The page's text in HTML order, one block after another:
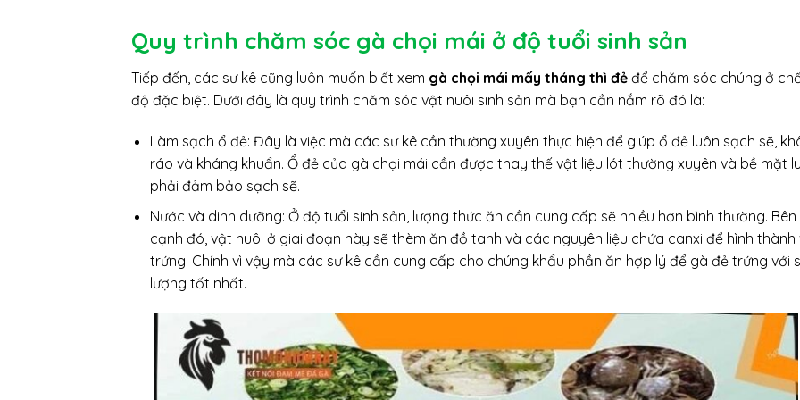
Quy trình chăm sóc gà chọi mái ở độ tuổi sinh sản
Tiếp đến, các sư kê cũng luôn muốn biết xem gà chọi mái mấy tháng thì đẻ để chăm sóc chúng ở
độ đặc biệt. Dưới đây là quy trình chăm sóc vật nuôi sinh sản mà bạn cần nắm rõ đó là:
Làm sạch ổ đẻ: Đây là việc mà các sư kê cần thường xuyên thực hiện để giúp ổ đẻ luôn sạch sẽ,
ráo và kháng khuẩn. Ổ đẻ của gà chọi mái cần được thay thế vật liệu lót thường xuyên và bề mặt
phải đảm bảo sạch sẽ.
Nước và dinh dưỡng: Ở độ tuổi sinh sản, lượng thức ăn cần cung cấp sẽ nhiều hơn bình thường. Bên
cạnh đó, vật nuôi ở giai đoạn này sẽ thèm ăn đồ tanh và các nguyên liệu chứa canxi để hình thành
trứng. Chính vì vậy mà các sư kê cần cung cấp cho chúng khẩu phần ăn hợp lý để gà đẻ trứng với
lượng tốt nhất.